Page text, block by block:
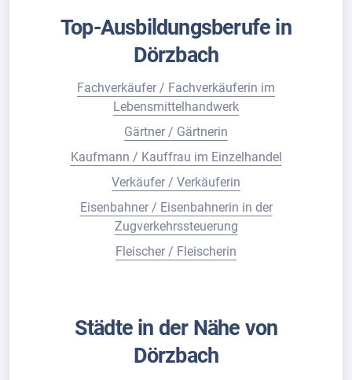
Top-Ausbildungsberufe in
Dörzbach
Fachverkäufer / Fachverkäuferin im
Lebensmittelhandwerk
Gärtner / Gärtnerin
Kaufmann / Kauffrau im Einzelhandel
Verkäufer / Verkäuferin
Eisenbahner / Eisenbahnerin in der
Zugverkehrssteuerung
Fleischer / Fleischerin
Städte in der Nähe von
Dörzbach